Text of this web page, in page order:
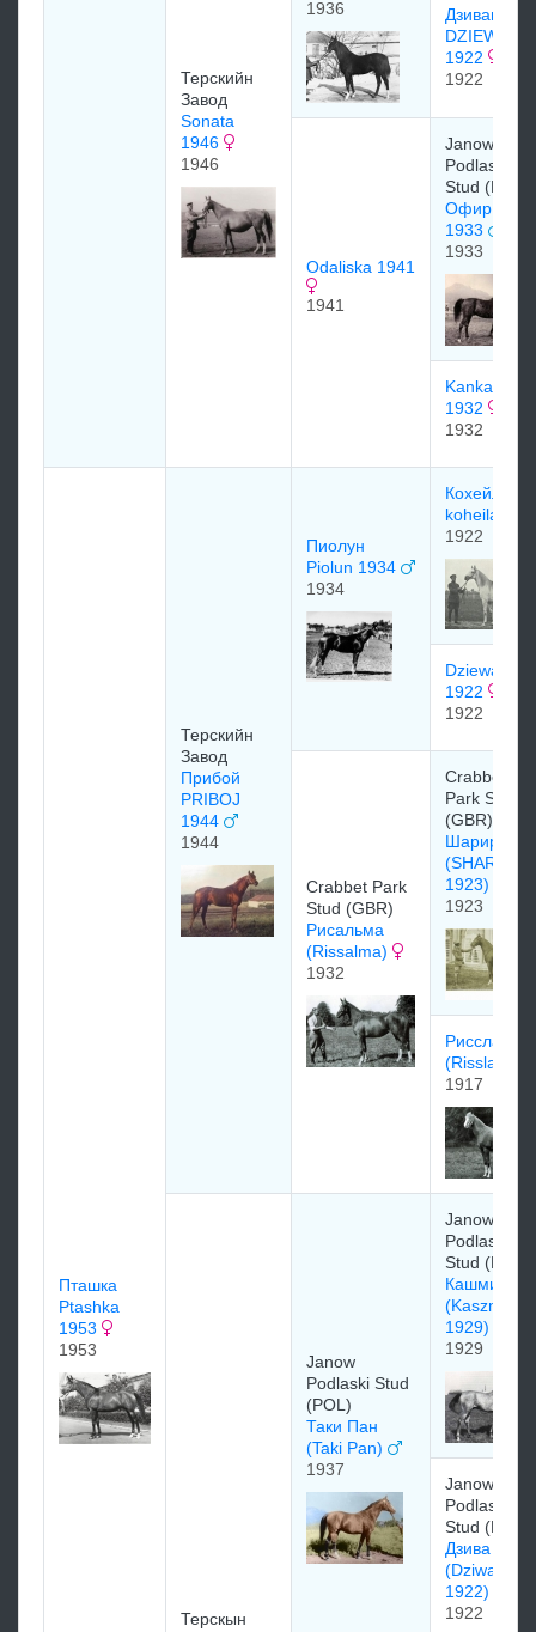
Терскийн
Завод
Sonata
1946
1946
1936
Дзиванна
1922
1922
Odaliska 1941
1941
Janow
Podlaski
Stud (POL)
Офир (Ofir
1933
1933
Kankara
1932
1932
Пташка
Ptashka
1953
1953
Терскийн
Завод
Прибой
PRIBOJ
1944
1944
Пиолун
Piolun 1934
1934
Кохейлан 1
koheilan I
1922
Dziewanna
1922
1922
Crabbet Park
Stud (GBR)
Рисальма
(Rissalma)
1932
Crabbet
Park Stud
(GBR)
Шарир
(SHAREER
1923)
1923
Риссла
(Rissla)
1917
Терскын
Janow
Podlaski Stud
(POL)
Таки Пан
(Taki Pan)
1937
Janow
Podlaski
Stud (POL)
Кашмир
(Kaszmir
1929)
1929
Janow
Podlaski
Stud (POL)
Дзива
(Dziwa
1922)
1922